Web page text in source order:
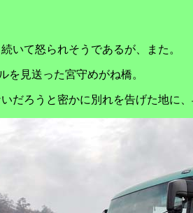
いて怒られそうであるが、また。
を見送った宮守めがね橋。
だろうと密かに別れを告げた地に、